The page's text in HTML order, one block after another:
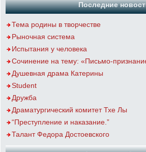
Последние
Тема родины в творчестве
Рыночная система
Испытания у человека
Сочинение на тему: «Письмо-
Душевная драма Катерины
Student
Дружба
Драматургический комитет Тхе Лы
“Преступление и наказание.”
Талант Федора Достоевского